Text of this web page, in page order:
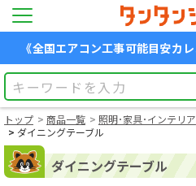
《全国エアコン工事可能目安カレ
トップ 商品一覧 照明･家具･インテリア
ダイニングテーブル
ダイニングテーブル